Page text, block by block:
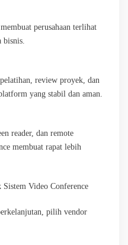
perusahaan terlihat
review proyek, dan
yang stabil dan aman.
reader, dan remote
membuat rapat lebih
Video Conference
pilih vendor